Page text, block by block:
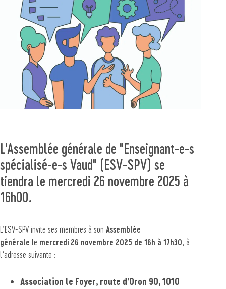
L'Assemblée générale de "Enseignant-e-s
spécialisé-e-s Vaud" (ESV-SPV) se
tiendra le mercredi 26 novembre 2025 à
16h00.
L’ESV-SPV invite ses membres à son Assemblée
générale le mercredi 26 novembre 2025 de 16h à 17h30 , à
l’adresse suivante :
Association le Foyer, route d’Oron 90, 1010